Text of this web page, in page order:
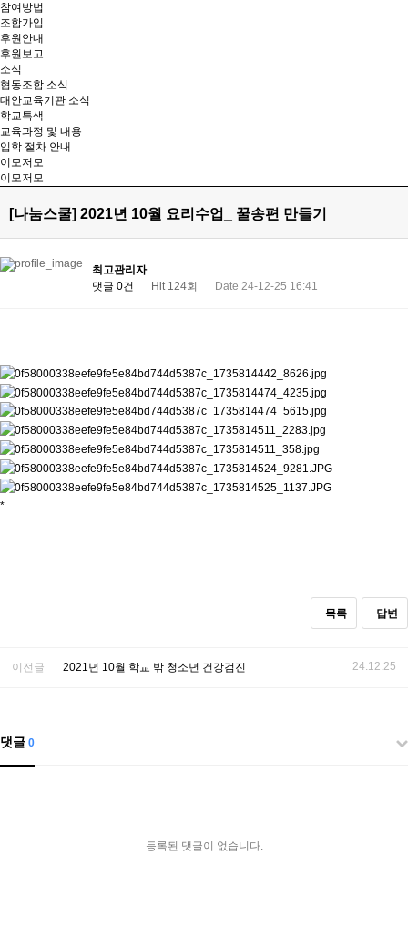
참여방법
조합가입
후원안내
후원보고
소식
협동조합 소식
대안교육기관 소식
학교특색
교육과정 및 내용
입학 절차 안내
이모저모
이모저모
[나눔스쿨] 2021년 10월 요리수업_ 꿀송편 만들기
최고관리자
댓글 0건
Hit 124회 Date 24-12-25 16:41
*
목록 답변
이전글 2021년 10월 학교 밖 청소년 건강검진 24.12.25
댓글 0
등록된 댓글이 없습니다.